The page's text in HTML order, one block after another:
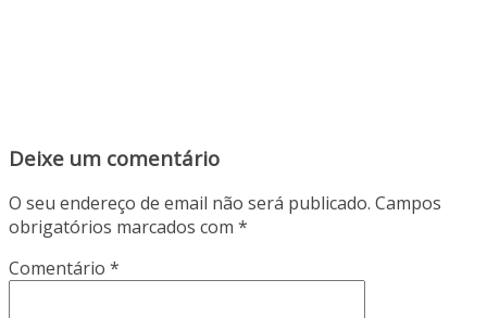
Deixe um comentário
O seu endereço de email não será publicado. Campos
obrigatórios marcados com *
Comentário *